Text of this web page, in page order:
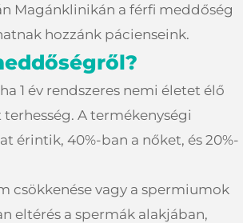
Magánklinikán a férfi meddőség
hozzánk pácienseink.
1 év rendszeres nemi életet élő
A termékenységi
érintik, 40%-ban a nőket, és 20%-
csökkenése vagy a spermiumok
eltérés a spermák alakjában,